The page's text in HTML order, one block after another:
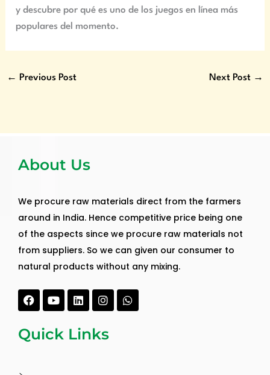
y descubre por qué es uno de los juegos en línea más
populares del momento.
← Previous Post Next Post →
About Us
We procure raw materials direct from the farmers
around in India. Hence competitive price being one
of the aspects since we procure raw materials not
from suppliers. So we can given our consumer to
natural products without any mixing.
FacebookYoutubeLinkedinInstagramWhatsapp
Quick Links